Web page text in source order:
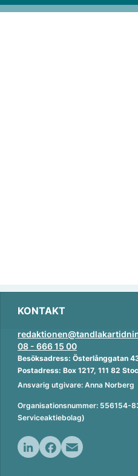
KONTAKT
08 - 666 15 00
Besöksadress: Österlånggatan
Postadress: Box 1217, 111 82
Ansvarig utgivare: Anna Norberg
Organisationsnummer: 556154-
Serviceaktiebolag)